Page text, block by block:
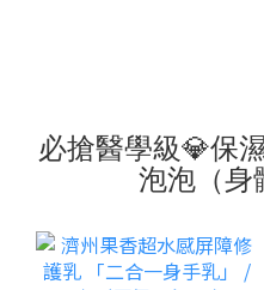
必搶醫學級💎保
泡泡（身